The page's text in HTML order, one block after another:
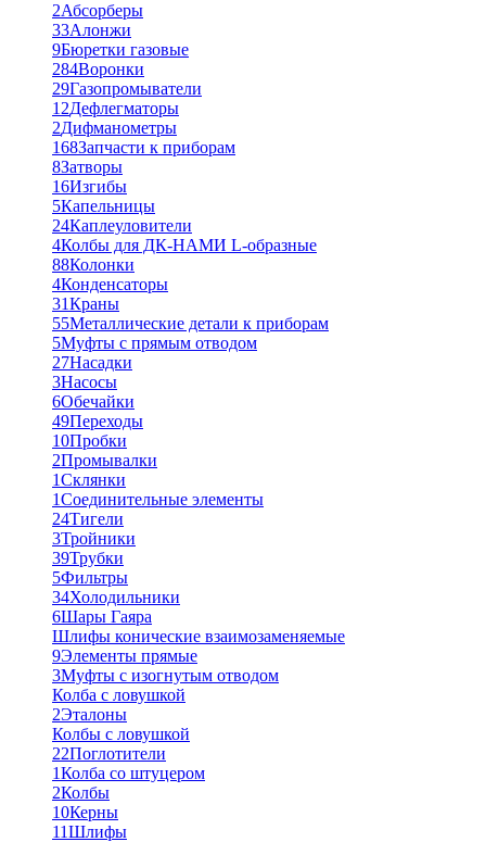
2Абсорберы
33Алонжи
9Бюретки газовые
284Воронки
29Газопромыватели
12Дефлегматоры
2Дифманометры
168Запчасти к приборам
8Затворы
16Изгибы
5Капельницы
24Каплеуловители
4Колбы для ДК-НАМИ L-образные
88Колонки
4Конденсаторы
31Краны
55Металлические детали к приборам
5Муфты с прямым отводом
27Насадки
3Насосы
6Обечайки
49Переходы
10Пробки
2Промывалки
1Склянки
1Соединительные элементы
24Тигели
3Тройники
39Трубки
5Фильтры
34Холодильники
6Шары Гаяра
Шлифы конические взаимозаменяемые
9Элементы прямые
3Муфты с изогнутым отводом
Колба с ловушкой
2Эталоны
Колбы с ловушкой
22Поглотители
1Колба со штуцером
2Колбы
10Керны
11Шлифы